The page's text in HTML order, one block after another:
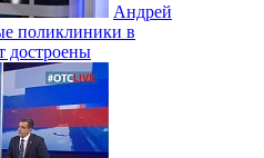
Андрей
поликлиники в
достроены